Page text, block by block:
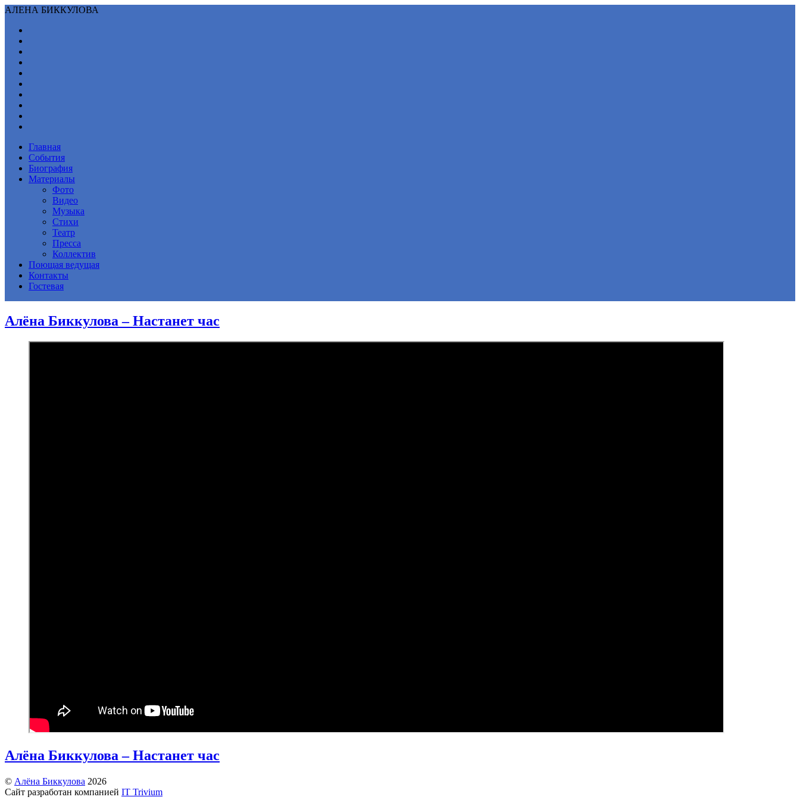
АЛЕНА БИККУЛОВА
Главная
События
Биография
Материалы
Фото
Видео
Музыка
Стихи
Театр
Пресса
Коллектив
Поющая ведущая
Контакты
Гостевая
Алёна Биккулова – Настанет час
Алёна Биккулова – Настанет час
© Алёна Биккулова 2026
Сайт разработан компанией IT Trivium